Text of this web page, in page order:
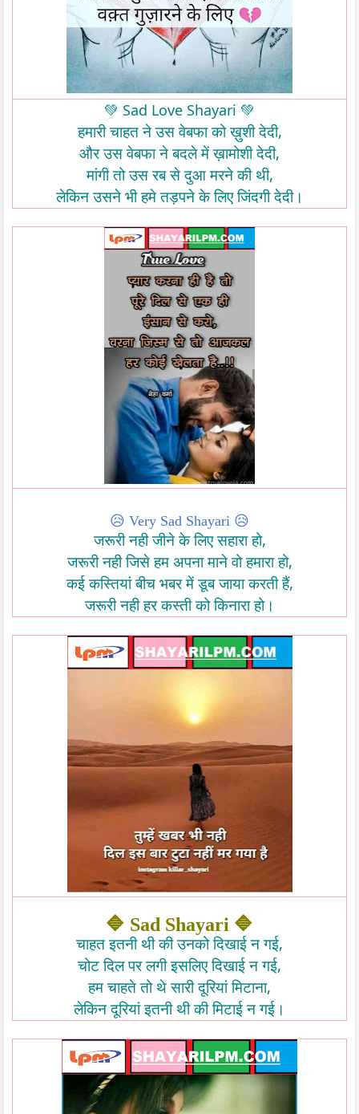
💚 Sad Love Shayari 💚
हमारी चाहत ने उस वेबफा को ख़ुशी देदी,
और उस वेबफा ने बदले में ख़ामोशी देदी,
मांगी तो उस रब से दुआ मरने की थी,
लेकिन उसने भी हमे तड़पने के लिए जिंदगी देदी।
😥 Very Sad Shayari 😥
जरूरी नही जीने के लिए सहारा हो,
जरूरी नही जिसे हम अपना माने वो हमारा हो,
कई कस्तियां बीच भबर में डूब जाया करती हैं,
जरूरी नही हर कस्ती को किनारा हो।
🔷 Sad Shayari 🔷
चाहत इतनी थी की उनको दिखाई न गई,
चोट दिल पर लगी इसलिए दिखाई न गई,
हम चाहते तो थे सारी दूरियां मिटाना,
लेकिन दूरियां इतनी थी की मिटाई न गई।